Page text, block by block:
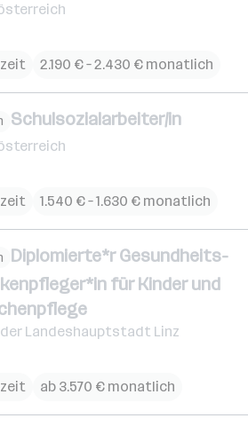
2.190 € – 2.430 € monatlich
Schulsozialarbeiter/in
1.540 € – 1.630 € monatlich
Diplomierte*r Gesundheits-
für Kinder und
Landeshauptstadt Linz
ab 3.570 € monatlich